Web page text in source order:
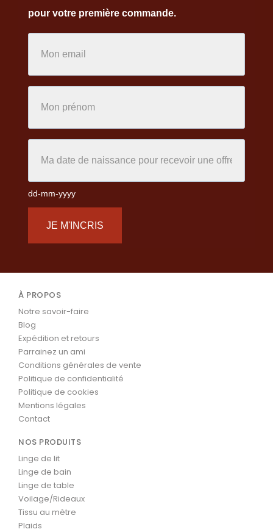
pour votre première commande.
dd-mm-yyyy
JE M'INCRIS
À PROPOS
Notre savoir-faire
Blog
Expédition et retours
Parrainez un ami
Conditions générales de vente
Politique de confidentialité
Politique de cookies
Mentions légales
Contact
NOS PRODUITS
Linge de lit
Linge de bain
Linge de table
Voilage/Rideaux
Tissu au mètre
Plaids